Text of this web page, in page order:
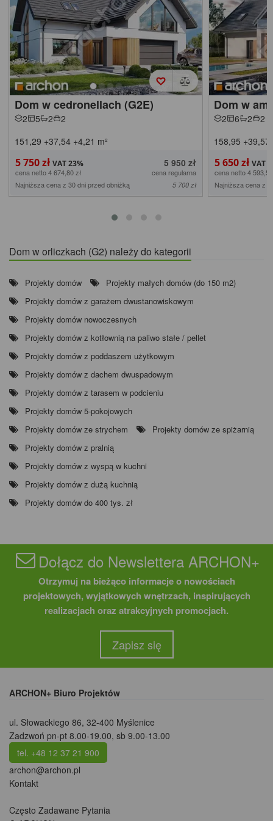
Dom w cedronellach (G2E)
2 5 2
2
151,29 +37,54 +4,21 m²
5 750 zł 5 950 zł
cena netto 4 674,80 zł
cena regularna
Najniższa cena z 30 dni przed obniżką
5 700 zł
Dom w
2 6 2
2
158,95 +39,57
5 650 zł
cena netto 4
Najniższa cena z
Dom w orliczkach (G2) należy do kategorii
Projekty domów
Projekty małych domów (do 150 m2)
Projekty domów z garażem dwustanowiskowym
Projekty domów nowoczesnych
Projekty domów z kotłownią na paliwo stałe / pellet
Projekty domów z poddaszem użytkowym
Projekty domów z dachem dwuspadowym
Projekty domów z tarasem w podcieniu
Projekty domów 5-pokojowych
Projekty domów ze strychem
Projekty domów ze spiżarnią
Projekty domów z pralnią
Projekty domów z wyspą w kuchni
Projekty domów z dużą kuchnią
Projekty domów do 400 tys. zł
Dołącz do Newslettera ARCHON+
Otrzymuj na bieżąco informacje o nowościach
projektowych, wyjątkowych wnętrzach, inspirujących
realizacjach oraz atrakcyjnych promocjach.
Zapisz się
ARCHON+ Biuro Projektów
ul. Słowackiego 86, 32-400 Myślenice
Zadzwoń pn-pt 8.00-19.00, sb 9.00-13.00
tel. +48 12 37 21 900
archon@archon.pl
Kontakt
Często Zadawane Pytania